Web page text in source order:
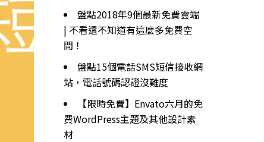
盤點2018年9個最新免費雲端
| 不看還不知道有這麼多免費空
間！
盤點15個電話SMS短信接收網
站，電話號碼認證沒難度
【限時免費】Envato六月的免
費WordPress主題及其他設計素
材